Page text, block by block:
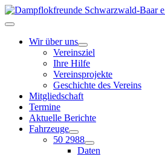
Wir über uns
Vereinsziel
Ihre Hilfe
Vereinsprojekte
Geschichte des Vereins
Mitgliedschaft
Termine
Aktuelle Berichte
Fahrzeuge
50 2988
Daten